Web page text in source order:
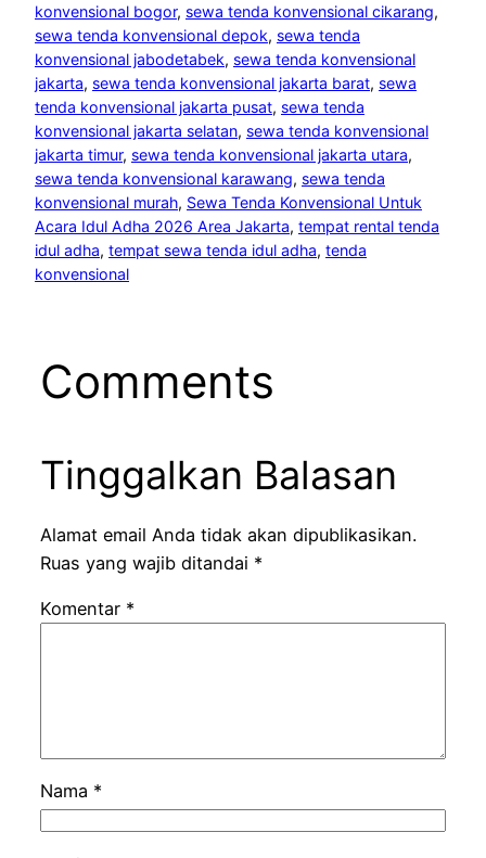
konvensional bogor, sewa tenda konvensional cikarang
sewa tenda konvensional depok, sewa tenda
konvensional jabodetabek, sewa tenda konvensional
jakarta, sewa tenda konvensional jakarta barat, sewa
tenda konvensional jakarta pusat, sewa tenda
konvensional jakarta selatan, sewa tenda konvensional
jakarta timur, sewa tenda konvensional jakarta utara
sewa tenda konvensional karawang, sewa tenda
konvensional murah, Sewa Tenda Konvensional Untuk
Acara Idul Adha 2026 Area Jakarta, tempat rental tenda
idul adha, tempat sewa tenda idul adha, tenda
konvensional
Comments
Tinggalkan Balasan
Alamat email Anda tidak akan dipublikasikan.
Ruas yang wajib ditandai *
Komentar *
Nama *